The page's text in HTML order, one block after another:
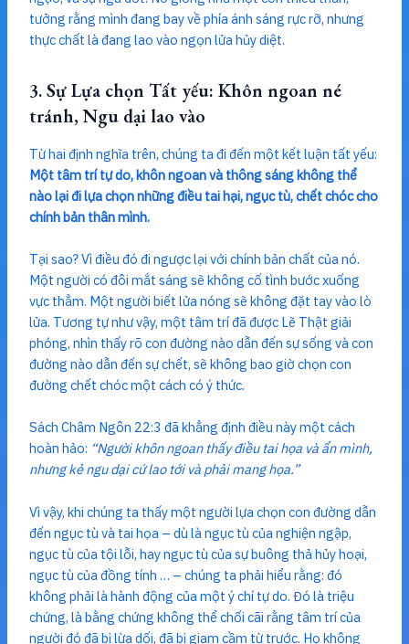
tưởng rằng mình đang bay về phía ánh sáng rực rỡ, nhưng
thực chất là đang lao vào ngọn lửa hủy diệt.
3. Sự Lựa chọn Tất yếu: Khôn ngoan né
tránh, Ngu dại lao vào
Từ hai định nghĩa trên, chúng ta đi đến một kết luận tất yếu:
Một tâm trí tự do, khôn ngoan và thông sáng không thể
nào lại đi lựa chọn những điều tai hại, ngục tù, chết chóc cho
chính bản thân mình.
Tại sao? Vì điều đó đi ngược lại với chính bản chất của nó.
Một người có đôi mắt sáng sẽ không cố tình bước xuống
vực thẳm. Một người biết lửa nóng sẽ không đặt tay vào lò
lửa. Tương tự như vậy, một tâm trí đã được Lẽ Thật giải
phóng, nhìn thấy rõ con đường nào dẫn đến sự sống và con
đường nào dẫn đến sự chết, sẽ không bao giờ chọn con
đường chết chóc một cách có ý thức.
Sách Châm Ngôn 22:3 đã khẳng định điều này một cách
hoàn hảo: “Người khôn ngoan thấy điều tai họa và ẩn mình,
nhưng kẻ ngu dại cứ lao tới và phải mang họa.”
Vì vậy, khi chúng ta thấy một người lựa chọn con đường dẫn
đến ngục tù và tai họa – dù là ngục tù của nghiện ngập,
ngục tù của tội lỗi, hay ngục tù của sự buông thả hủy hoại,
ngục tù của đồng tính … – chúng ta phải hiểu rằng: đó
không phải là hành động của một ý chí tự do. Đó là triệu
chứng, là bằng chứng không thể chối cãi rằng tâm trí của
người đó đã bị lừa dối, đã bị giam cầm từ trước. Họ không